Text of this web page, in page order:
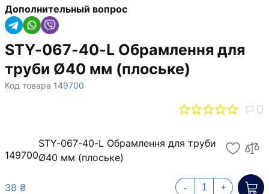
Дополнительный вопрос
STY-067-40-L Обрамлення для
труби Ø40 мм (плоське)
Код товара 149700
0
149700
STY-067-40-L Обрамлення для труби
Ø40 мм (плоське)
38 ₴
- +